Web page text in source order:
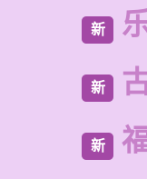
新
新
新